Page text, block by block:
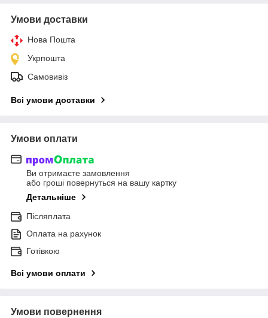
Умови доставки
Нова Пошта
Укрпошта
Самовивіз
Всі умови доставки
Умови оплати
Ви отримаєте замовлення
або гроші повернуться на вашу картку
Детальніше
Післяплата
Оплата на рахунок
Готівкою
Всі умови оплати
Умови повернення